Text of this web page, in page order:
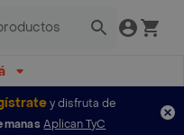
y disfruta de
Aplican TyC